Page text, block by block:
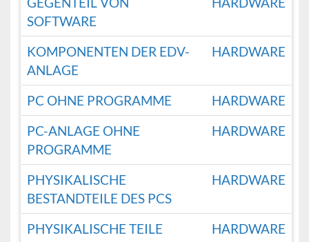
SOFTWARE
KOMPONENTEN DER EDV-
ANLAGE
HARDWARE
PC OHNE PROGRAMME
HARDWARE
PC-ANLAGE OHNE
PROGRAMME
HARDWARE
PHYSIKALISCHE
BESTANDTEILE DES PCS
HARDWARE
PHYSIKALISCHE TEILE
HARDWARE